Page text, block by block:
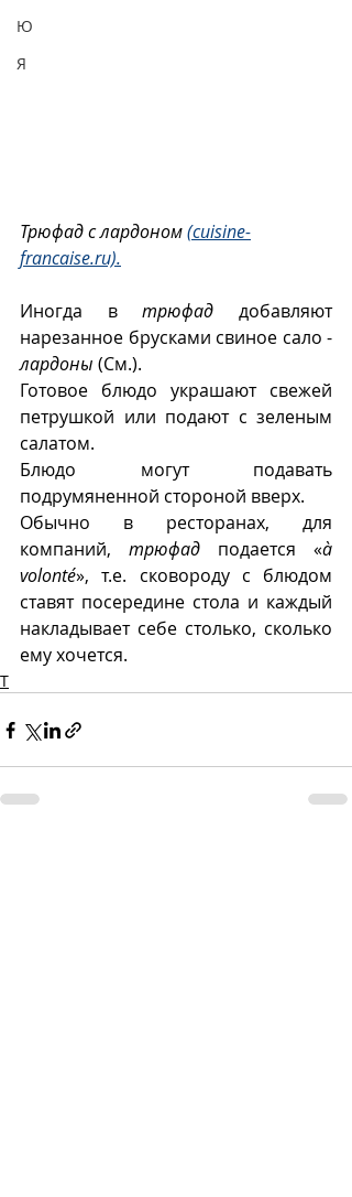
Ю
Я
Трюфад с лардоном (cuisine-
francaise.ru).
Иногда в трюфад добавляют
лардоны (См.).
Готовое блюдо украшают свежей
петрушкой или подают с зеленым
салатом.
Блюдо могут подавать
подрумяненной стороной вверх.
Обычно в ресторанах, для
компаний, трюфад подается «à
volonté», т.е. сковороду с блюдом
ставят посередине стола и каждый
накладывает себе столько, сколько
ему хочется.
Т